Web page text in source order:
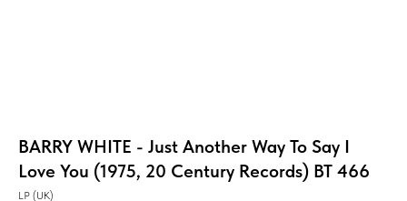
BARRY WHITE - Just Another Way To Say I
Love You (1975, 20 Century Records) BT 466
LP (UK)